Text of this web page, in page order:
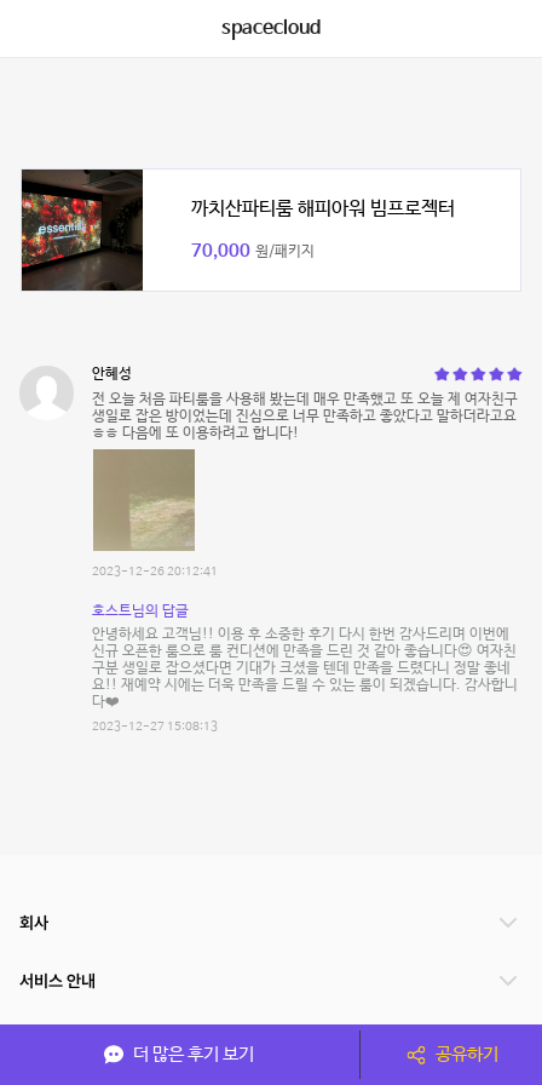
spacecloud
까치산파티룸 해피아워 빔프로젝터
70,000 원/패키지
안혜성
전 오늘 처음 파티룸을 사용해 봤는데 매우 만족했고 또 오늘 제 여자친구
생일로 잡은 방이었는데 진심으로 너무 만족하고 좋았다고 말하더라고요
ㅎㅎ 다음에 또 이용하려고 합니다!
2023-12-26 20:12:41
호스트님의 답글
안녕하세요 고객님!! 이용 후 소중한 후기 다시 한번 감사드리며 이번에
신규 오픈한 룸으로 룸 컨디션에 만족을 드린 것 같아 좋습니다😍 여자친
구분 생일로 잡으셨다면 기대가 크셨을 텐데 만족을 드렸다니 정말 좋네
요!! 재예약 시에는 더욱 만족을 드릴 수 있는 룸이 되겠습니다. 감사합니
다❤️
2023-12-27 15:08:13
더 많은 후기 보기 공유하기
회사
서비스 안내